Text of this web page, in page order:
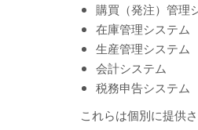
購買（発注）管理
在庫管理システム
生産管理システム
会計システム
税務申告システム
これらは個別に提供